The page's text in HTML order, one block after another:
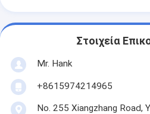
Στοιχεία
Mr. Hank
+8615974214965
No. 255 Xiangzhang Road,